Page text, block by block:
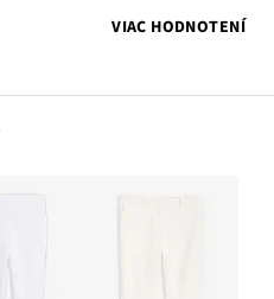
VIAC HODNOTENÍ